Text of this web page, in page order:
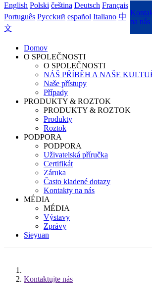
English Polski čeština Deutsch Français
Português Pycckий español Italiano 中
文
na nás
Domov
O SPOLEČNOSTI
O SPOLEČNOSTI
NÁŠ PŘÍBĚH A NAŠE
Naše přístupy
Případy
PRODUKTY & ROZTOK
PRODUKTY & ROZTOK
Produkty
Roztok
PODPORA
PODPORA
Uživatelská příručka
Certifikát
Záruka
Často kladené dotazy
Kontakty na nás
MÉDIA
MÉDIA
Výstavy
Zprávy
Sieyuan
Kontaktujte nás